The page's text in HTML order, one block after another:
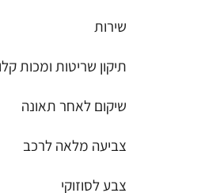
שירות
תיקון שריטות ומכות
שיקום לאחר תאונה
צביעה מלאה לרכב
צבע לסוזוקי